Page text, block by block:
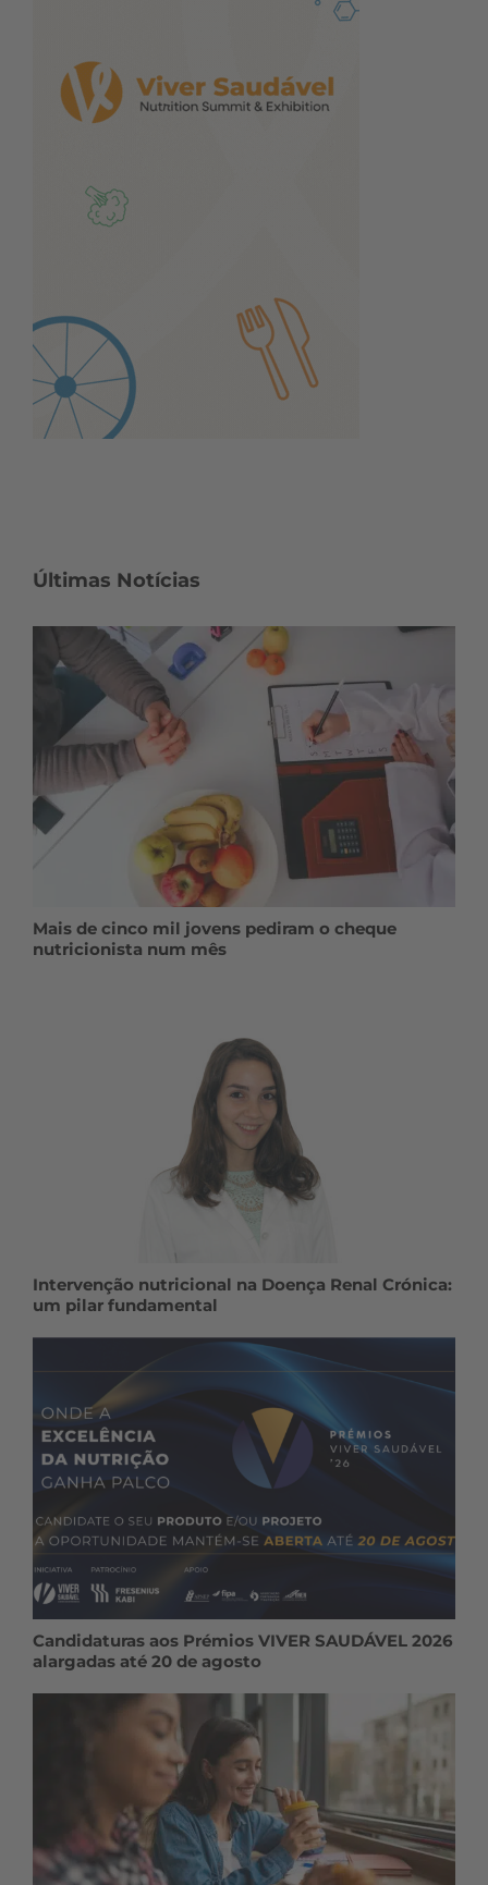
Últimas Notícias
Mais de cinco mil jovens pediram o cheque
nutricionista num mês
Intervenção nutricional na Doença Renal Crónica:
um pilar fundamental
Candidaturas aos Prémios VIVER SAUDÁVEL 2026
alargadas até 20 de agosto